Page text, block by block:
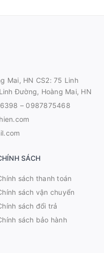
Mai, HN CS2: 75 Linh
Đường, Hoàng Mai, HN
– 0987875468
SÁCH
sách thanh toán
sách vận chuyển
sách đổi trả
sách bảo hành